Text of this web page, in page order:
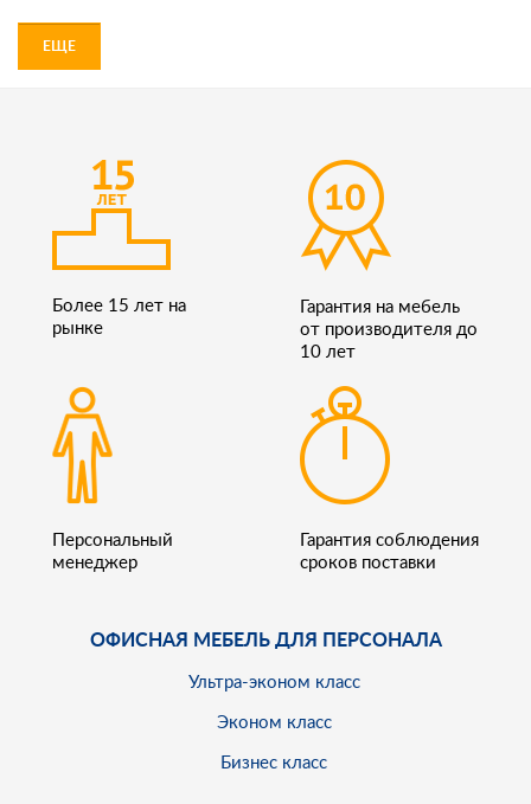
ЕЩЕ
Более 15 лет на
рынке
Гарантия на мебель
от производителя до
10 лет
Персональный
менеджер
Гарантия соблюдения
сроков поставки
ОФИСНАЯ МЕБЕЛЬ ДЛЯ ПЕРСОНАЛА
Ультра-эконом класс
Эконом класс
Бизнес класс